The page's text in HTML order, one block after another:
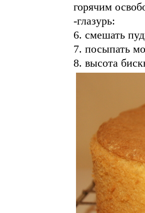
горячим
-глазурь:
6. смешать
7. посыпать
8. высота